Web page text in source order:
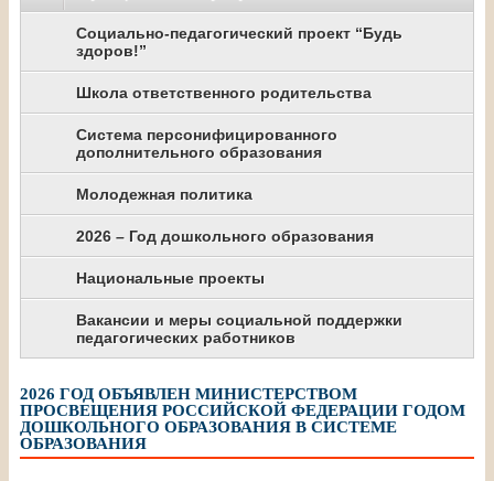
Социально-педагогический проект “Будь
здоров!”
Школа ответственного родительства
Система персонифицированного
дополнительного образования
Молодежная политика
2026 – Год дошкольного образования
Национальные проекты
Вакансии и меры социальной поддержки
педагогических работников
2026 ГОД ОБЪЯВЛЕН МИНИСТЕРСТВОМ
ПРОСВЕЩЕНИЯ РОССИЙСКОЙ ФЕДЕРАЦИИ ГОДОМ
ДОШКОЛЬНОГО ОБРАЗОВАНИЯ В СИСТЕМЕ
ОБРАЗОВАНИЯ